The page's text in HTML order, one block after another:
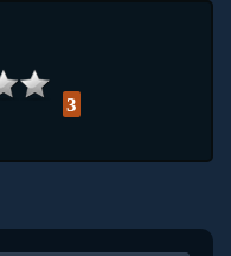
3